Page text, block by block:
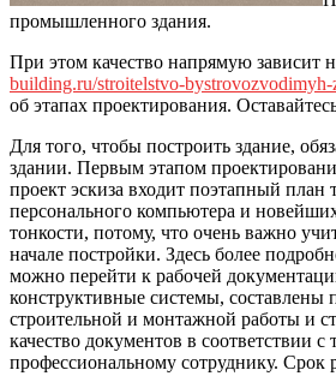
промышленного здания.
При этом качество напрямую зависит
building.ru/stroitelstvo-
об этапах проектирования.
Для того, чтобы построить здание,
здании. Первым этапом
проект эскиза входит поэтапный план
персонального компьютера и
тонкости, потому, что очень важно
начале постройки. Здесь более
можно перейти к рабочей
конструктивные системы,
строительной и монтажной работы и
качество документов в соответствии
профессиональному сотруднику. Срок